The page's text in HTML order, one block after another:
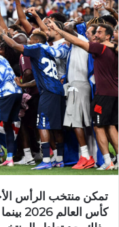
تمكن منتخب الرأس
كأس